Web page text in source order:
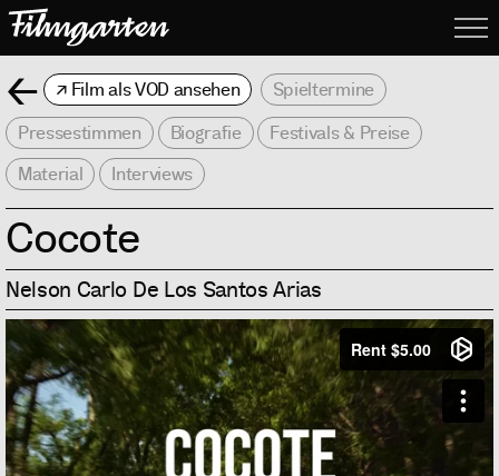
Zurück
Film als VOD ansehen
Spieltermine
Pressestimmen
Biografie
Festivals & Preise
Material
Interviews
Cocote
Nelson Carlo De Los Santos Arias
Info